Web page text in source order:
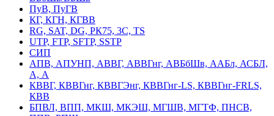
ПуВ, ПуГВ
КГ, КГН, КГВВ
RG, SAT, DG, РК75, 3С, TS
UTP, FTP, SFTP, SSTP
СИП
АПВ, АПУНП, АВВГ, АВВГнг, АВБбШв, ААБл, АСБЛ,
А, А
КВВГ, КВВГнг, КВВГЭнг, КВВГнг-LS, КВВГнг-FRLS,
КВВ
БПВЛ, ВПП, МКШ, МКЭШ, МГШВ, МГТФ, ПНСВ,